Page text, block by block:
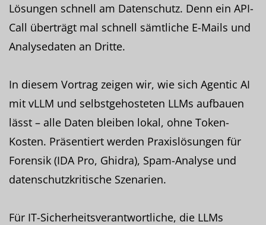
Lösungen schnell am Datenschutz. Denn ein API-
Call überträgt mal schnell sämtliche E-Mails und
Analysedaten an Dritte.
In diesem Vortrag zeigen wir, wie sich Agentic AI
mit vLLM und selbstgehosteten LLMs aufbauen
lässt – alle Daten bleiben lokal, ohne Token-
Kosten. Präsentiert werden Praxislösungen für
Forensik (IDA Pro, Ghidra), Spam-Analyse und
datenschutzkritische Szenarien.
Für IT-Sicherheitsverantwortliche, die LLMs